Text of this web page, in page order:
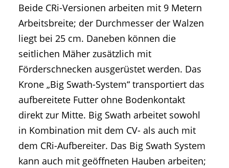
Beide CRi-Versionen arbeiten mit 9 Metern
Arbeitsbreite; der Durchmesser der Walzen
liegt bei 25 cm. Daneben können die
seitlichen Mäher zusätzlich mit
Förderschnecken ausgerüstet werden. Das
Krone „Big Swath-System“ transportiert das
aufbereitete Futter ohne Bodenkontakt
direkt zur Mitte. Big Swath arbeitet sowohl
in Kombination mit dem CV- als auch mit
dem CRi-Aufbereiter. Das Big Swath System
kann auch mit geöffneten Hauben arbeiten;